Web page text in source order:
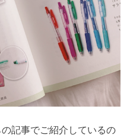
記事でご紹介しているの